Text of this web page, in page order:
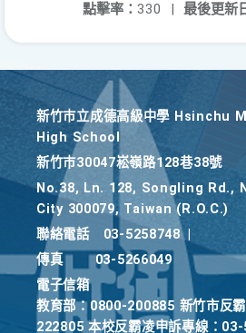
最後更新
點擊率： 330
新竹巿立成德高級中學 Hsinchu
High School
新竹巿30047崧嶺路128巷38號
No.38, Ln. 128, Songling Rd.,
City 300079, Taiwan (R.O.C.)
聯絡電話
03-5258748
傳真
03-5266049
電子信箱
教育部：0800-200885 新竹市反
222805 本校反霸凌申訴專線：